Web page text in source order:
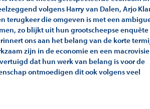
volgens Harry van Dalen, Arjo
terugkeer die omgeven is met een
zo blijkt uit hun grootscheepse
ons aan het belang van de korte
zijn in de economie en een
dat hun werk van belang is voor de
ontmoedigen dit ook volgens veel